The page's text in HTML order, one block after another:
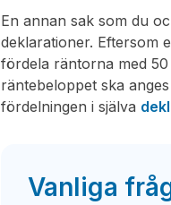
En annan sak som du
deklarationer. Eftersom
fördela räntorna med
räntebeloppet ska
fördelningen i själva
Vanliga